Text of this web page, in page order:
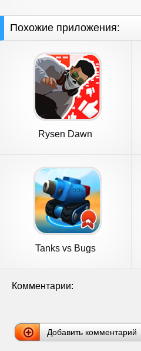
Похожие приложения:
Rysen Dawn
Tanks vs Bugs
Комментарии:
Добавить комментарий